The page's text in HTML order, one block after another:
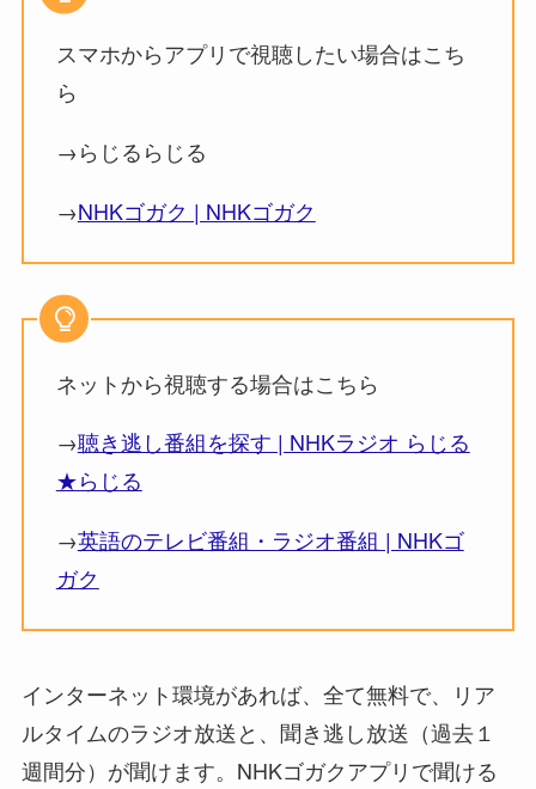
スマホからアプリで視聴したい場合はこち
ら
→らじるらじる
→NHKゴガク | NHKゴガク
ネットから視聴する場合はこちら
→聴き逃し番組を探す | NHKラジオ らじる
★らじる
→英語のテレビ番組・ラジオ番組 | NHKゴ
ガク
インターネット環境があれば、全て無料で、リア
ルタイムのラジオ放送と、聞き逃し放送（過去１
週間分）が聞けます。NHKゴガクアプリで聞ける